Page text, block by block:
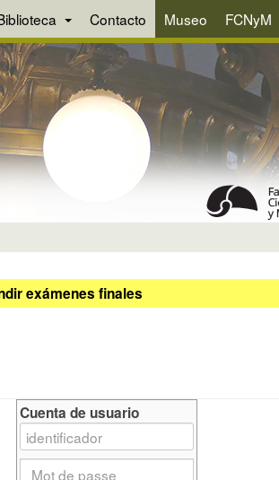
Contacto Museo FCNyM
exámenes finales
Cuenta de usuario